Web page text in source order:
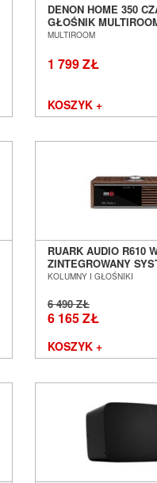
DENON HOME 350
GŁOŚNIK
POZNAŃ WROCŁAW
MULTIROOM
1 799 ZŁ
KOSZYK +
RUARK AUDIO R610
ZINTEGROWANY
MUZYCZNY SALON
KOLUMNY I GŁOŚNIKI
6 490 ZŁ
6 165 ZŁ
KOSZYK +